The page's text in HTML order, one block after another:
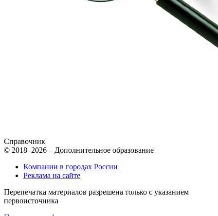
Справочник
© 2018–2026 – Дополнительное образование
Компании в городах России
Реклама на сайте
Перепечатка материалов разрешена только с указанием
первоисточника